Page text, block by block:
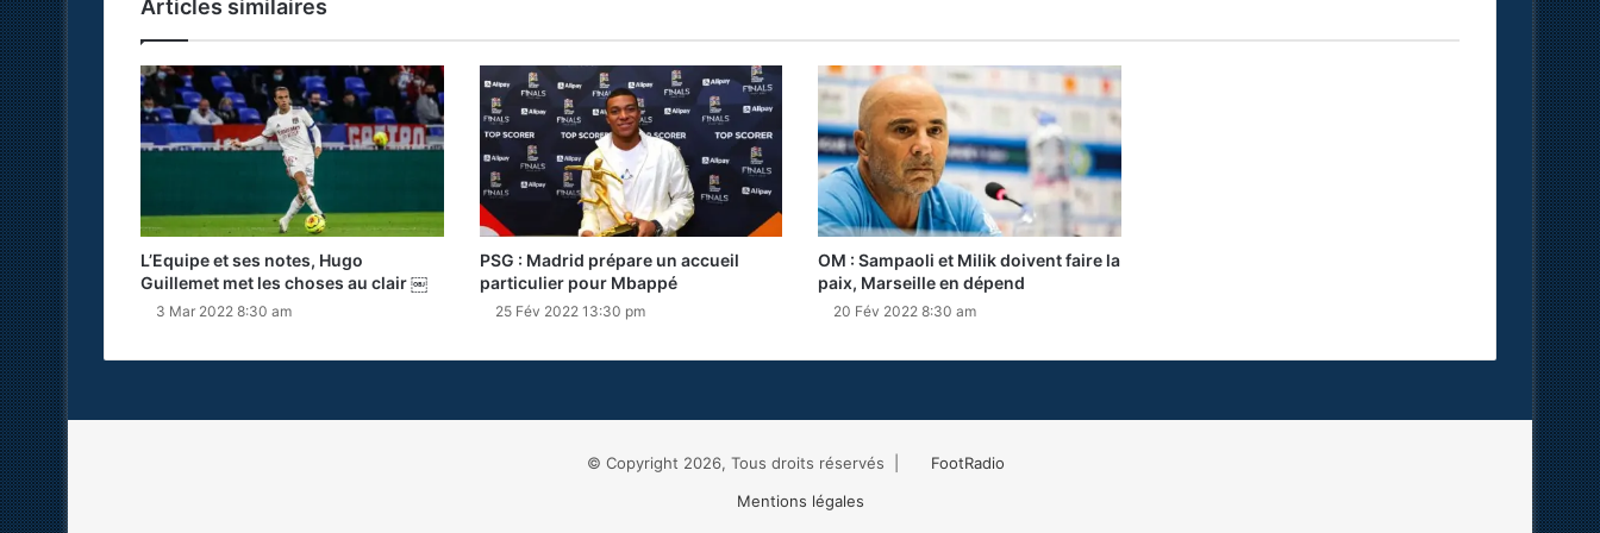
Articles similaires
L’Equipe et ses notes, Hugo
Guillemet met les choses au clair ￼
3 Mar 2022 8:30 am
PSG : Madrid prépare un accueil
particulier pour Mbappé
25 Fév 2022 13:30 pm
OM : Sampaoli et Milik doivent faire la
paix, Marseille en dépend
20 Fév 2022 8:30 am
© Copyright 2026, Tous droits réservés |
FootRadio
Mentions légales